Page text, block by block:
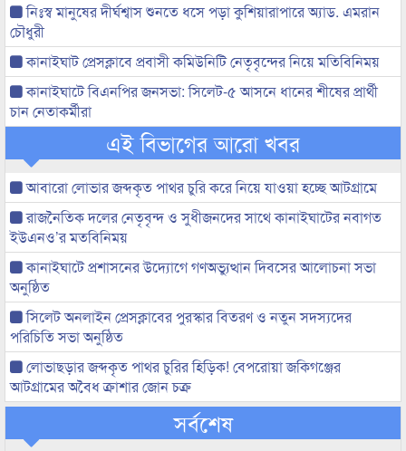
নিঃস্ব মানুষের দীর্ঘশ্বাস শুনতে ধসে পড়া কুশিয়ারাপারে অ্যাড. এমরান
চৌধুরী
কানাইঘাট প্রেসক্লাবে প্রবাসী কমিউনিটি নেতৃবৃন্দের নিয়ে মতিবিনিময়
কানাইঘাটে বিএনপির জনসভা: সিলেট-৫ আসনে ধানের শীষের প্রার্থী
চান নেতাকর্মীরা
এই বিভাগের আরো খবর
আবারো লোভার জব্দকৃত পাথর চুরি করে নিয়ে যাওয়া হচ্ছে আটগ্রামে
রাজনৈতিক দলের নেতৃবৃন্দ ও সুধীজনদের সাথে কানাইঘাটের নবাগত
ইউএনও’র মতবিনিময়
কানাইঘাটে প্রশাসনের উদ্যোগে গণঅভ্যুত্থান দিবসের আলোচনা সভা
অনুষ্ঠিত
সিলেট অনলাইন প্রেসক্লাবের পুরস্কার বিতরণ ও নতুন সদস্যদের
পরিচিতি সভা অনুষ্ঠিত
লোভাছড়ার জব্দকৃত পাথর চুরির হিড়িক! বেপরোয়া জকিগঞ্জের
আটগ্রামের অবৈধ ক্রাশার জোন চক্র
সর্বশেষ